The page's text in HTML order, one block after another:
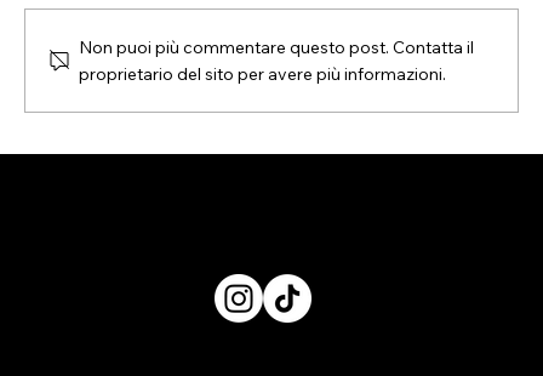
Milano: tra forma e coincidenze.
Non puoi più commentare questo post. Contatta il
proprietario del sito per avere più informazioni.